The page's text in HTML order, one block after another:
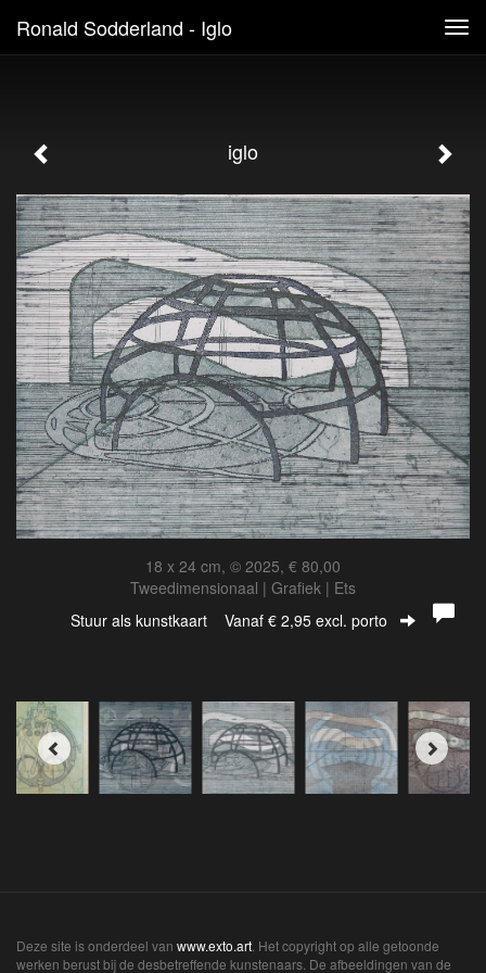
Ronald Sodderland - Iglo
iglo
18 x 24 cm, © 2025, € 80,00
Tweedimensionaal | Grafiek | Ets
Stuur als kunstkaart Vanaf € 2,95 excl. porto
Deze site is onderdeel van www.exto.art . Het copyright op alle getoonde
werken berust bij de desbetreffende kunstenaars. De afbeeldingen van de